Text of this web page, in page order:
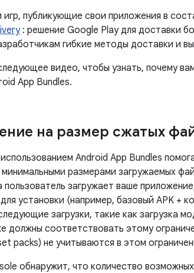
игр, публикующие свои приложения в
: решение Google Play для доставки
гибкие методы доставки и
видео, чтобы узнать, почему
App Bundles.
на размер сжатых
Android App Bundles
размерами загружаемых
пользователь загружает ваше
установки (например, базовый APK +
загрузки, такие как загрузка
должны соответствовать этому
packs) не учитываются в этом
обнаружит, что количество